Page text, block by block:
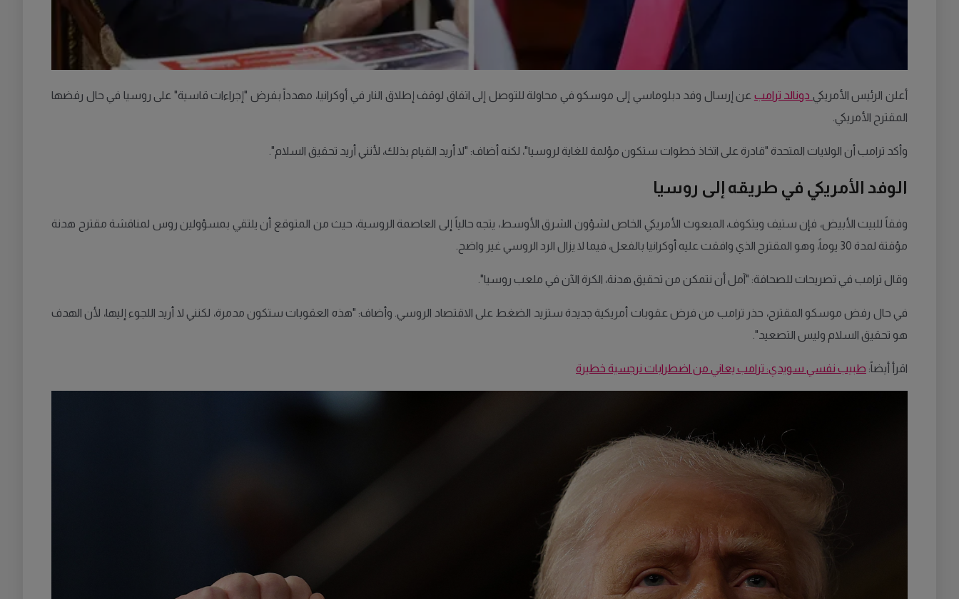
أعلن الرئيس الأمريكي دونالد ترامب عن إرسال وفد دبلوماسي إلى موسكو في محاولة للتوصل إلى اتفاق لوقف إطلاق النار في أوكرانيا، مهدداً بفرض "إجراءات قاسية" على روسيا في حال رفضها
المقترح الأمريكي.
وأكد ترامب أن الولايات المتحدة "قادرة على اتخاذ خطوات ستكون مؤلمة للغاية لروسيا"، لكنه أضاف: "لا أريد القيام بذلك، لأنني أريد تحقيق السلام".
الوفد الأمريكي في طريقه إلى روسيا
وفقاً للبيت الأبيض، فإن ستيف ويتكوف، المبعوث الأمريكي الخاص لشؤون الشرق الأوسط، يتجه حالياً إلى العاصمة الروسية، حيث من المتوقع أن يلتقي بمسؤولين روس لمناقشة مقترح هدنة
مؤقتة لمدة 30 يوماً، وهو المقترح الذي وافقت عليه أوكرانيا بالفعل، فيما لا يزال الرد الروسي غير واضح.
وقال ترامب في تصريحات للصحافة: "آمل أن نتمكن من تحقيق هدنة، الكرة الآن في ملعب روسيا".
في حال رفض موسكو المقترح، حذر ترامب من فرض عقوبات أمريكية جديدة ستزيد الضغط على الاقتصاد الروسي. وأضاف: "هذه العقوبات ستكون مدمرة، لكنني لا أريد اللجوء إليها، لأن الهدف
هو تحقيق السلام وليس التصعيد".
اقرأ أيضاً: طبيب نفسي سويدي: ترامب يعاني من اضطرابات نرجسية خطيرة